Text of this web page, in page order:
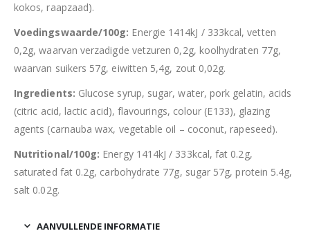
kokos, raapzaad).
Voedingswaarde/100g: Energie 1414kJ / 333kcal, vetten
0,2g, waarvan verzadigde vetzuren 0,2g, koolhydraten 77g,
waarvan suikers 57g, eiwitten 5,4g, zout 0,02g.
Ingredients: Glucose syrup, sugar, water, pork gelatin, acids
(citric acid, lactic acid), flavourings, colour (E133), glazing
agents (carnauba wax, vegetable oil – coconut, rapeseed).
Nutritional/100g: Energy 1414kJ / 333kcal, fat 0.2g,
saturated fat 0.2g, carbohydrate 77g, sugar 57g, protein 5.4g,
salt 0.02g.
AANVULLENDE INFORMATIE